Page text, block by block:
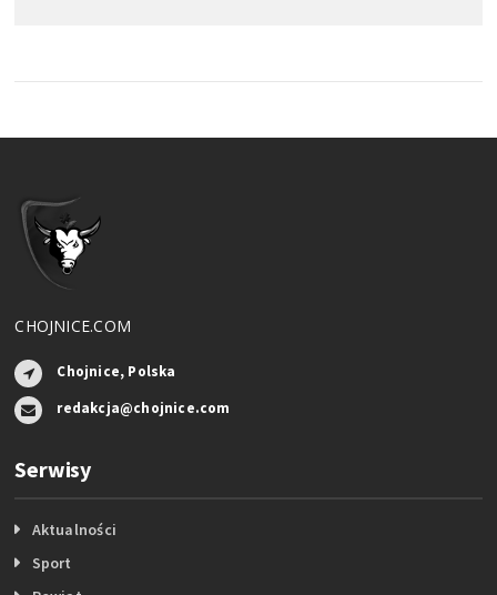
CHOJNICE.COM
Chojnice, Polska
redakcja@chojnice.com
Serwisy
Aktualności
Sport